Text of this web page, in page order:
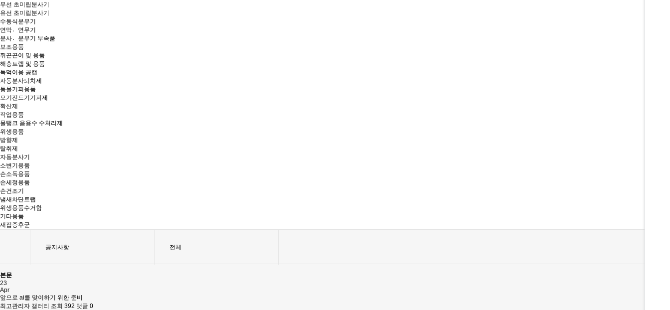
무선 초미립분사기
유선 초미립분사기
수동식분무기
연막연〮무기
분사분〮무기 부속품
보조용품
쥐끈끈이 및 용품
해충트랩 및 용품
독먹이용 공캡
자동분사퇴치제
동물기피용품
모기진드기기피제
확산제
작업용품
물탱크 음용수 수처리제
위생용품
방향제
탈취제
자동분사기
소변기용품
손소독용품
손세정용품
손건조기
냄새차단트랩
위생용품수거함
기타용품
새집증후군
공지사항 전체
본문
23
Apr
앞으로 ai를 맞이하기 위한 준비
최고관리자 갤러리 조회 392 댓글 0